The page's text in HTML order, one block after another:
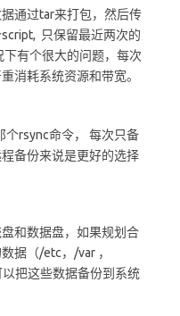
通过tar来打包，然后传
只保留最近两次的
有个很大的问题，每次
消耗系统资源和带宽。
个rsync命令， 每次只备
备份来说是更好的选择
和数据盘，如果规划合
据（/etc，/var ，
把这些数据备份到系统